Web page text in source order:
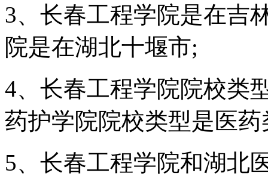
3、长春工程学院是在吉
院是在湖北十堰市;
4、长春工程学院院校类
药护学院院校类型是医药
5、长春工程学院和湖北